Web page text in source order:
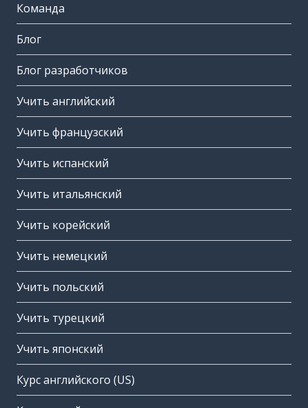
Команда
Блог
Блог разработчиков
Учить английский
Учить французский
Учить испанский
Учить итальянский
Учить корейский
Учить немецкий
Учить польский
Учить турецкий
Учить японский
Курс английского (US)